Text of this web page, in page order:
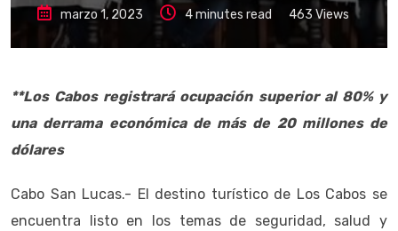
marzo 1, 2023 4 minutes read 463 Views
**Los Cabos registrará ocupación superior al 80% y
una derrama económica de más de 20 millones de
dólares
Cabo San Lucas.- El destino turístico de Los Cabos se
encuentra listo en los temas de seguridad, salud y